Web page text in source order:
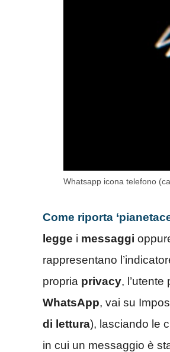
Whatsapp icona telefono
Come riporta
legge i messaggi
rappresentano
propria privacy,
WhatsApp, vai su
di lettura), lasciando le
in cui un messaggio è